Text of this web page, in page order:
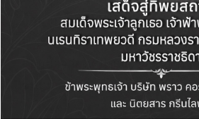
กลุ่ม ทำให้เราสามารถนำเสนอ
สะอาดและยั่งยืนให้กับลูกค้าใน
ตอกย้ำวิสัยทัศน์ของเราในการสร้
หมุนเวียนทั่วภูมิภาคเอเชียแปซิฟิ